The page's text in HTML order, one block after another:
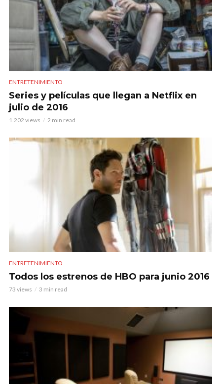
ENTRETENIMIENTO
Series y películas que llegan a Netflix en
julio de 2016
1.202 views 2 min read
ENTRETENIMIENTO
Todos los estrenos de HBO para junio 2016
73 views 3 min read